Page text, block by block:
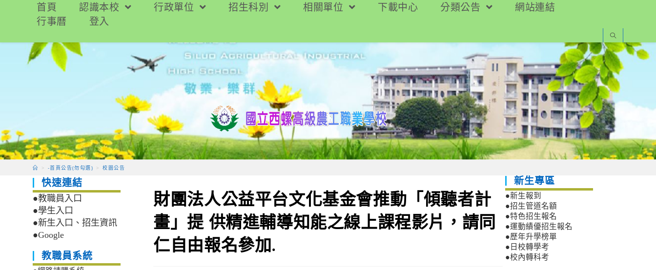
要
首頁 認識本校 行政單位 招生科別 相關單位 下載中心 分類公告
網站連結
行事曆
登入
> -首頁公告(勿勾選) > 校園公告
財團法人公益平台文化基金會推動「傾聽者計
畫」提 供精進輔導知能之線上課程影片，請同
仁自由報名參加.
快速連結
●教職員入口
●學生入口
●新生入口、招生資訊
●Google
教職員系統
新生專區
●新生報到
●招生管道名額
●特色招生報名
●運動績優招生報名
●歷年升學榜單
●日校轉學考
●校內轉科考